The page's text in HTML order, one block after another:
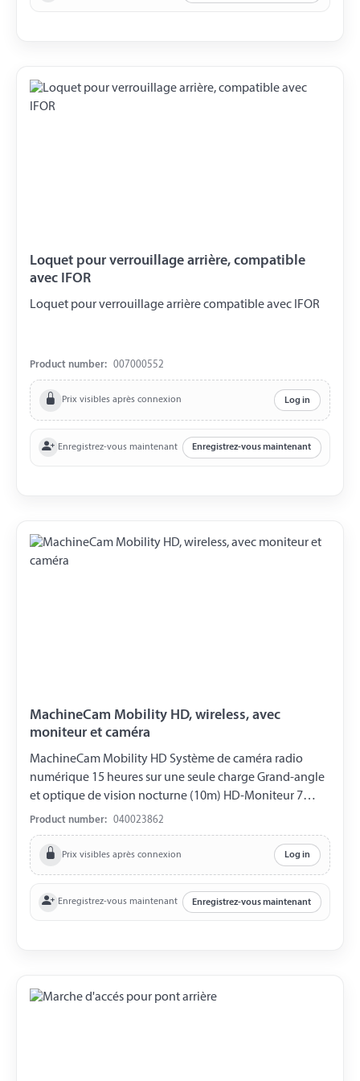
d’emploi
Loquet pour verrouillage arrière, compatible
avec IFOR
Loquet pour verrouillage arrière compatible avec IFOR
Product number: 007000552
Prix visibles après connexion Log in
Enregistrez-vous maintenant Enregistrez-vous maintenant
MachineCam Mobility HD, wireless, avec
moniteur et caméra
MachineCam Mobility HD Système de caméra radio
numérique 15 heures sur une seule charge Grand-angle
et optique de vision nocturne (10m) HD-Moniteur 7
pouces peut être combiné avec jusqu'à 2 caméras
Contenu Caméra avec radio HD-Moniteur Support pour
le moniteur Cable électrique pour la caméra
L'adaptateur des cigarettes pour l'alimentation
électrique du moniteur Powerbank avec chargeur
Product number: 040023862
Prix visibles après connexion Log in
Enregistrez-vous maintenant Enregistrez-vous maintenant